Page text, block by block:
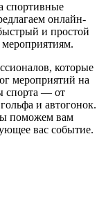
спортивные
онлайн-
и простой
которые
мероприятий на
спорта — от
и автогонок.
поможем вам
вас событие.